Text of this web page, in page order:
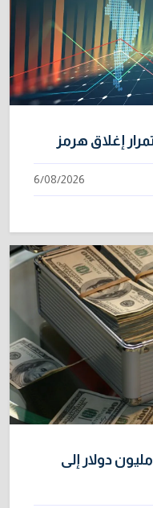
6/08/2026
الفيدرالي الأمريكي يرسل 500 مليون دولار إلى